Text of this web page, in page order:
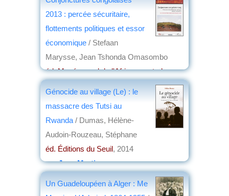
2013 : percée sécuritaire,
flottements politiques et essor
économique / Stefaan
Marysse, Jean Tshonda Omasombo
éd. Musée royal de l'Afrique centrale -
Génocide au village (Le) : le
massacre des Tutsi au
Rwanda / Dumas, Hélène-
Audoin-Rouzeau, Stéphane
éd. Éditions du Seuil, 2014
parJean Martin
Un Guadeloupéen à Alger : Me